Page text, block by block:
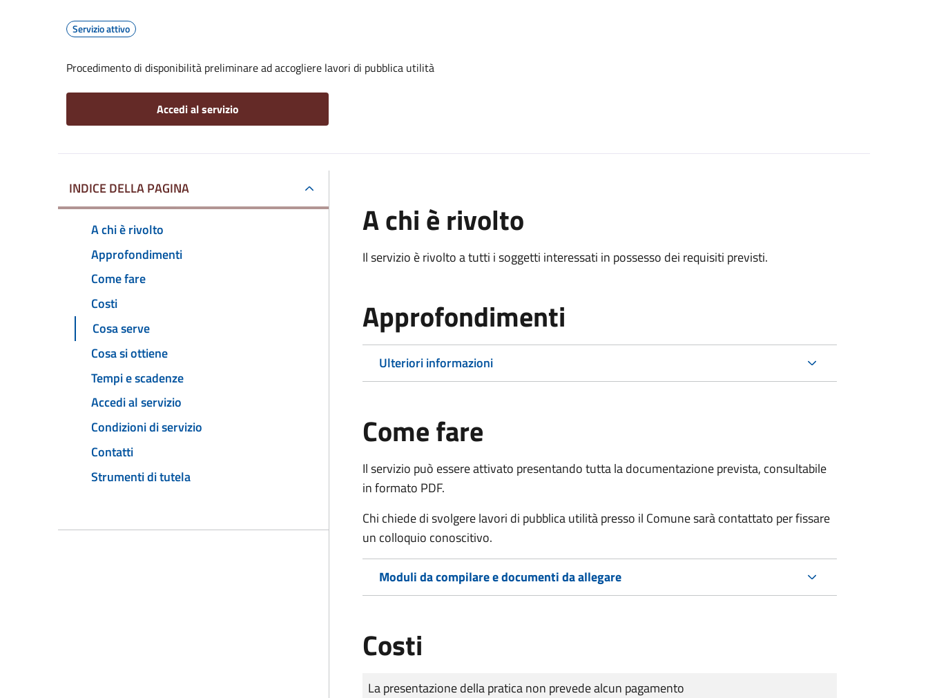
Servizio attivo
Procedimento di disponibilità preliminare ad accogliere lavori di pubblica utilità
Accedi al servizio
INDICE DELLA PAGINA
A chi è rivolto
Approfondimenti
Come fare
Costi
Cosa serve
Cosa si ottiene
Tempi e scadenze
Accedi al servizio
Condizioni di servizio
Contatti
Strumenti di tutela
A chi è rivolto
Il servizio è rivolto a tutti i soggetti interessati in possesso dei requisiti previsti.
Approfondimenti
Ulteriori informazioni
Come fare
Il servizio può essere attivato presentando tutta la documentazione prevista, consultabile
in formato PDF.
Chi chiede di svolgere lavori di pubblica utilità presso il Comune sarà contattato per fissare
un colloquio conoscitivo.
Moduli da compilare e documenti da allegare
Costi
Tipo di pagamento
Importo
La presentazione della pratica non prevede alcun pagamento